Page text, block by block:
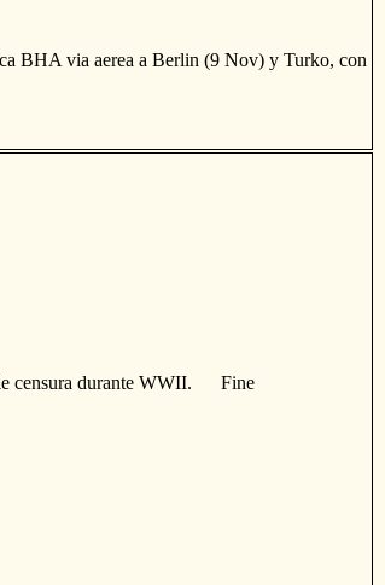
BHA via aerea a Berlin (9 Nov) y Turko, con
censura durante WWII. Fine